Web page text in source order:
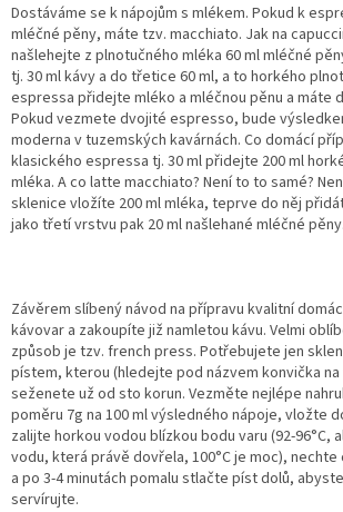
Dostáváme se k nápojům s mlékem. Pokud k
mléčné pěny, máte tzv. macchiato. Jak na
našlehejte z plnotučného mléka 60 ml mléčné
tj. 30 ml kávy a do třetice 60 ml, a to horkého
espressa přidejte mléko a mléčnou pěnu a máte
Pokud vezmete dvojité espresso, bude
moderna v tuzemských kavárnách. Co domácí
klasického espressa tj. 30 ml přidejte 200 ml
mléka. A co latte macchiato? Není to to samé?
sklenice vložíte 200 ml mléka, teprve do něj
jako třetí vrstvu pak 20 ml našlehané mléčné pěny.
Závěrem slíbený návod na přípravu kvalitní
kávovar a zakoupíte již namletou kávu. Velmi
způsob je tzv. french press. Potřebujete jen
pístem, kterou (hledejte pod názvem konvička
seženete už od sto korun. Vezměte nejlépe
poměru 7g na 100 ml výsledného nápoje, vložte
zalijte horkou vodou blízkou bodu varu (92-96°C,
vodu, která právě dovřela, 100°C je moc),
a po 3-4 minutách pomalu stlačte píst dolů,
servírujte.